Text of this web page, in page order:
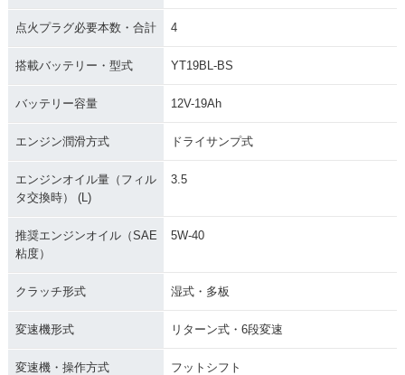
点火プラグ必要本数・合計 4
搭載バッテリー・型式 YT19BL-BS
バッテリー容量 12V-19Ah
エンジン潤滑方式 ドライサンプ式
エンジンオイル量（フィル
タ交換時） (L)
3.5
推奨エンジンオイル（SAE
粘度）
5W-40
クラッチ形式 湿式・多板
変速機形式 リターン式・6段変速
変速機・操作方式 フットシフト